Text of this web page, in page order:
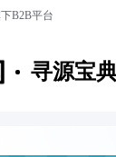
B2B平台
寻源宝